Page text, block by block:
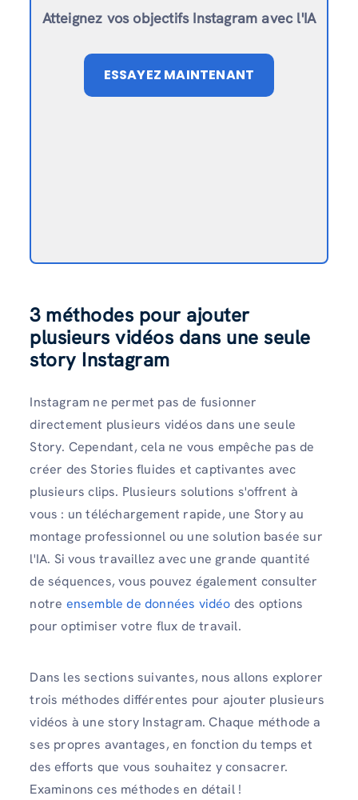
Atteignez vos objectifs Instagram avec l'IA
ESSAYEZ MAINTENANT
3 méthodes pour ajouter
plusieurs vidéos dans une seule
story Instagram
Instagram ne permet pas de fusionner
directement plusieurs vidéos dans une seule
Story. Cependant, cela ne vous empêche pas de
créer des Stories fluides et captivantes avec
plusieurs clips. Plusieurs solutions s'offrent à
vous : un téléchargement rapide, une Story au
montage professionnel ou une solution basée sur
l'IA. Si vous travaillez avec une grande quantité
de séquences, vous pouvez également consulter
notre ensemble de données vidéo des options
pour optimiser votre flux de travail.
Dans les sections suivantes, nous allons explorer
trois méthodes différentes pour ajouter plusieurs
vidéos à une story Instagram. Chaque méthode a
ses propres avantages, en fonction du temps et
des efforts que vous souhaitez y consacrer.
Examinons ces méthodes en détail !